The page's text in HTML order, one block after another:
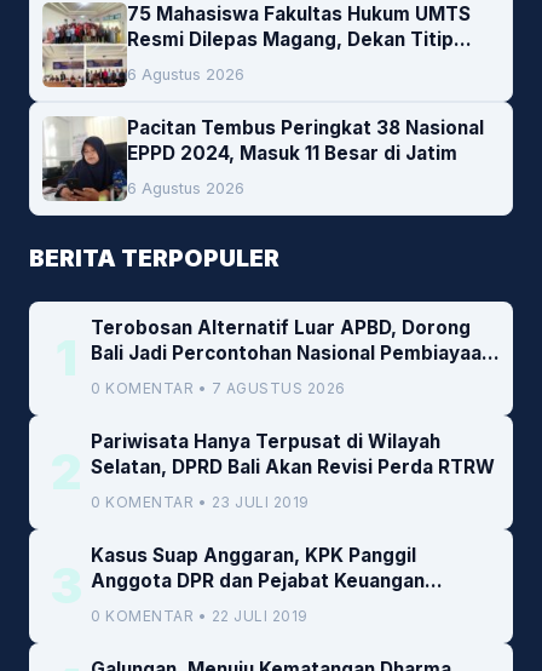
75 Mahasiswa Fakultas Hukum UMTS
Resmi Dilepas Magang, Dekan Titip
Empat Pesan Penting
6 Agustus 2026
Pacitan Tembus Peringkat 38 Nasional
EPPD 2024, Masuk 11 Besar di Jatim
6 Agustus 2026
BERITA TERPOPULER
1
Terobosan Alternatif Luar APBD, Dorong
Bali Jadi Percontohan Nasional Pembiayaan
Daerah
0 KOMENTAR • 7 AGUSTUS 2026
2
Pariwisata Hanya Terpusat di Wilayah
Selatan, DPRD Bali Akan Revisi Perda RTRW
0 KOMENTAR • 23 JULI 2019
3
Kasus Suap Anggaran, KPK Panggil
Anggota DPR dan Pejabat Keuangan
Kemenkeu
0 KOMENTAR • 22 JULI 2019